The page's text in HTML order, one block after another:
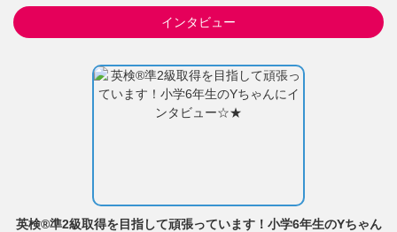
インタビュー
英検®準2級取得を目指して頑張っています！小学6年生のYちゃん